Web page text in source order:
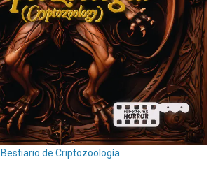
Bestiario de Criptozoología.